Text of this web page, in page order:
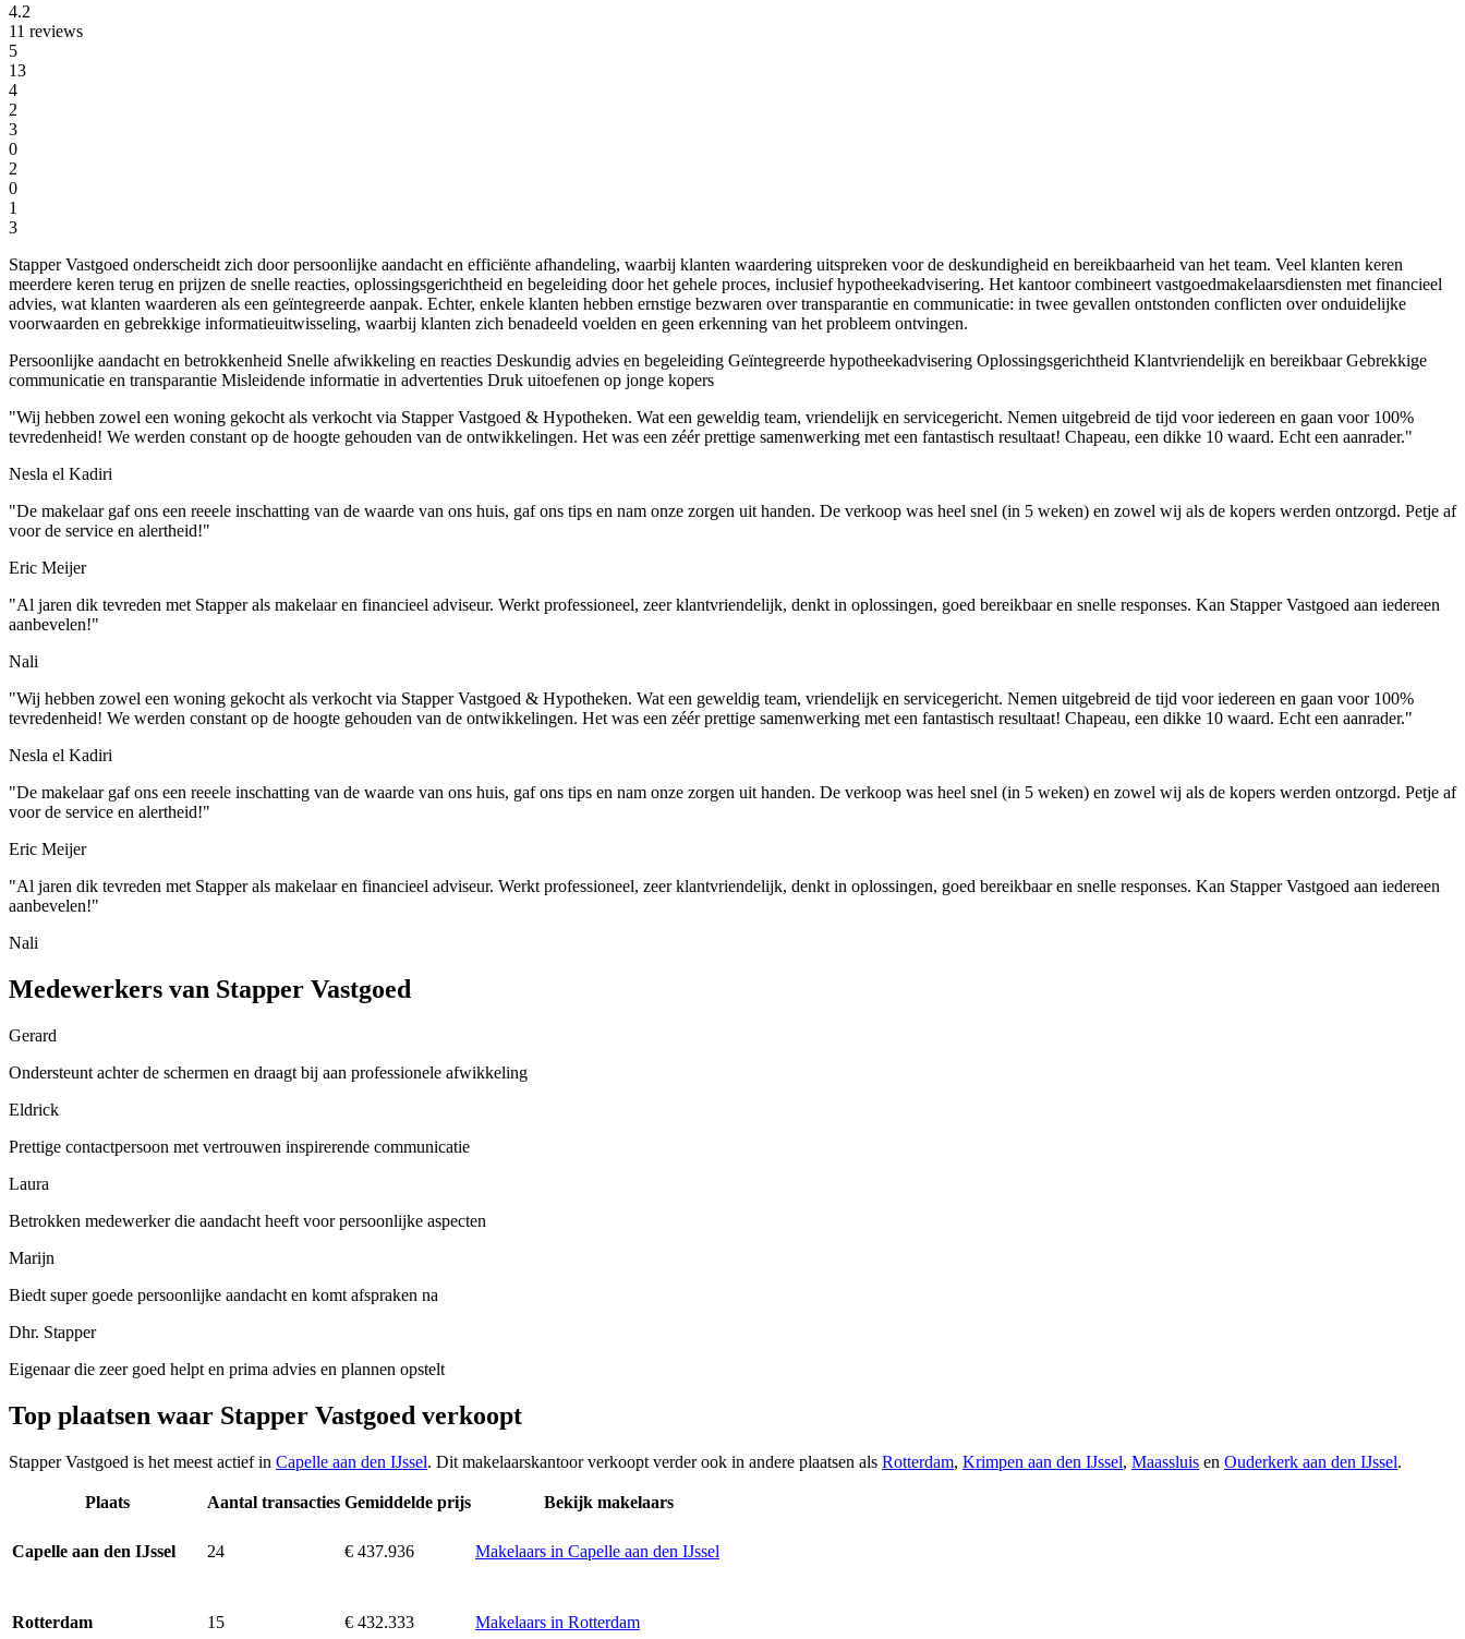
4.2
11 reviews
5
13
4
2
3
0
2
0
1
3
Stapper Vastgoed onderscheidt zich door persoonlijke aandacht en efficiënte afhandeling, waarbij klanten waardering uitspreken voor de deskundigheid en bereikbaarheid van het team. Veel klanten keren
meerdere keren terug en prijzen de snelle reacties, oplossingsgerichtheid en begeleiding door het gehele proces, inclusief hypotheekadvisering. Het kantoor combineert vastgoedmakelaarsdiensten met financieel
advies, wat klanten waarderen als een geïntegreerde aanpak. Echter, enkele klanten hebben ernstige bezwaren over transparantie en communicatie: in twee gevallen ontstonden conflicten over onduidelijke
voorwaarden en gebrekkige informatieuitwisseling, waarbij klanten zich benadeeld voelden en geen erkenning van het probleem ontvingen.
Persoonlijke aandacht en betrokkenheid Snelle afwikkeling en reacties Deskundig advies en begeleiding Geïntegreerde hypotheekadvisering Oplossingsgerichtheid Klantvriendelijk en bereikbaarGebrekkige
communicatie en transparantie Misleidende informatie in advertenties Druk uitoefenen op jonge kopers
"Wij hebben zowel een woning gekocht als verkocht via Stapper Vastgoed & Hypotheken. Wat een geweldig team, vriendelijk en servicegericht. Nemen uitgebreid de tijd voor iedereen en gaan voor 100%
tevredenheid! We werden constant op de hoogte gehouden van de ontwikkelingen. Het was een zéér prettige samenwerking met een fantastisch resultaat! Chapeau, een dikke 10 waard. Echt een aanrader."
Nesla el Kadiri
"De makelaar gaf ons een reeele inschatting van de waarde van ons huis, gaf ons tips en nam onze zorgen uit handen. De verkoop was heel snel (in 5 weken) en zowel wij als de kopers werden ontzorgd. Petje af
voor de service en alertheid!"
Eric Meijer
"Al jaren dik tevreden met Stapper als makelaar en financieel adviseur. Werkt professioneel, zeer klantvriendelijk, denkt in oplossingen, goed bereikbaar en snelle responses. Kan Stapper Vastgoed aan iedereen
aanbevelen!"
Nali
"Wij hebben zowel een woning gekocht als verkocht via Stapper Vastgoed & Hypotheken. Wat een geweldig team, vriendelijk en servicegericht. Nemen uitgebreid de tijd voor iedereen en gaan voor 100%
tevredenheid! We werden constant op de hoogte gehouden van de ontwikkelingen. Het was een zéér prettige samenwerking met een fantastisch resultaat! Chapeau, een dikke 10 waard. Echt een aanrader."
Nesla el Kadiri
"De makelaar gaf ons een reeele inschatting van de waarde van ons huis, gaf ons tips en nam onze zorgen uit handen. De verkoop was heel snel (in 5 weken) en zowel wij als de kopers werden ontzorgd. Petje af
voor de service en alertheid!"
Eric Meijer
"Al jaren dik tevreden met Stapper als makelaar en financieel adviseur. Werkt professioneel, zeer klantvriendelijk, denkt in oplossingen, goed bereikbaar en snelle responses. Kan Stapper Vastgoed aan iedereen
aanbevelen!"
Nali
Medewerkers van Stapper Vastgoed
Gerard
Ondersteunt achter de schermen en draagt bij aan professionele afwikkeling
Eldrick
Prettige contactpersoon met vertrouwen inspirerende communicatie
Laura
Betrokken medewerker die aandacht heeft voor persoonlijke aspecten
Marijn
Biedt super goede persoonlijke aandacht en komt afspraken na
Dhr. Stapper
Eigenaar die zeer goed helpt en prima advies en plannen opstelt
Top plaatsen waar Stapper Vastgoed verkoopt
Stapper Vastgoed is het meest actief in Capelle aan den IJssel. Dit makelaarskantoor verkoopt verder ook in andere plaatsen als Rotterdam, Krimpen aan den IJssel, Maassluis en Ouderkerk aan den IJssel.
Plaats Aantal transacties Gemiddelde prijs Bekijk makelaars
Capelle aan den IJssel 24 € 437.936 Makelaars in Capelle aan den IJssel
Rotterdam 15 € 432.333 Makelaars in Rotterdam